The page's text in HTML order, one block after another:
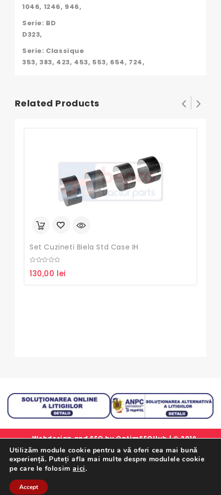
1046, 1246, 946,
Serie: BD
D323,
Serie: Classique
353, 383, 423, 453, 553, 654, 724,
Related Products
Set Cuzineti Biela Std Case IH
out
130,00 lei
Webdesign and SEO byOptimSEOHub| © 2019
simlorex.ro - Toate drepturile rezervate.
Formular Retur Garantii
Certificat Garantie
Utilizăm module cookie pentru a vă oferi cea mai bună
experiență. Puteți afla mai multe despre modulele cookie
pe care le folosim aici.
Accept